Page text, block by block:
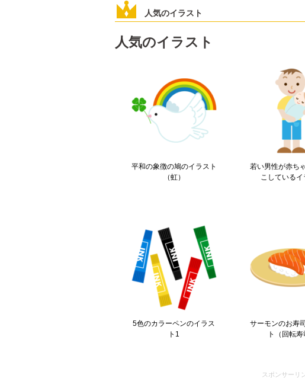
人気のイラスト
人気のイラスト
平和の象徴の鳩のイラスト
（虹）
若い男性が赤ち
こしているイ
5色のカラーペンのイラス
ト1
サーモンのお寿
ト（回転寿
スポンサーリ